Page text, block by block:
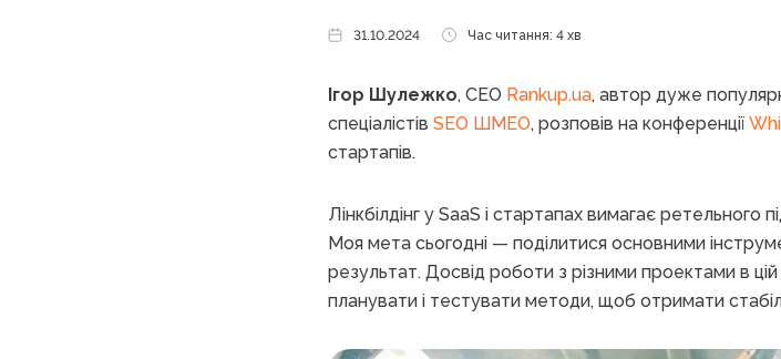
31.10.2024 Час читання: 4 хв
Ігор Шулежко, CEO Rankup.ua, автор дуже
спеціалістів SEO ШМЕО, розповів на конференції
стартапів.
Лінкбілдінг у SaaS і стартапах вимагає
Моя мета сьогодні — поділитися основними
результат. Досвід роботи з різними проектами в
планувати і тестувати методи, щоб отримати